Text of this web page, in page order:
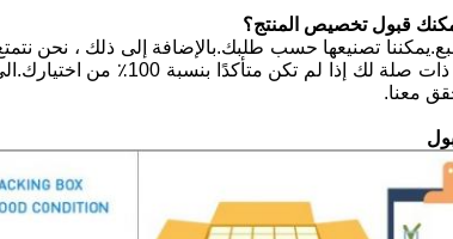
قبول تخصيص المنتج؟
تصنيعها حسب طلبك.بالإضافة إلى ذلك ، نحن
اقتراحات ذات صلة لك إذا
معنا.